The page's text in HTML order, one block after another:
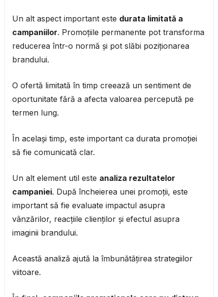
Un alt aspect important este durata limitată a
campaniilor. Promoțiile permanente pot transforma
reducerea într-o normă și pot slăbi poziționarea
brandului.
O ofertă limitată în timp creează un sentiment de
oportunitate fără a afecta valoarea percepută pe
termen lung.
În același timp, este important ca durata promoției
să fie comunicată clar.
Un alt element util este analiza rezultatelor
campaniei. După încheierea unei promoții, este
important să fie evaluate impactul asupra
vânzărilor, reacțiile clienților și efectul asupra
imaginii brandului.
Această analiză ajută la îmbunătățirea strategiilor
viitoare.